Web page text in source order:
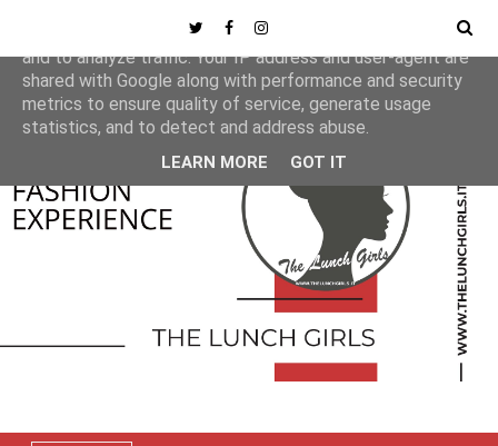
This site uses cookies from Google to deliver its services
and to analyze traffic. Your IP address and user-agent are
shared with Google along with performance and security
metrics to ensure quality of service, generate usage
statistics, and to detect and address abuse.
LEARN MORE GOT IT